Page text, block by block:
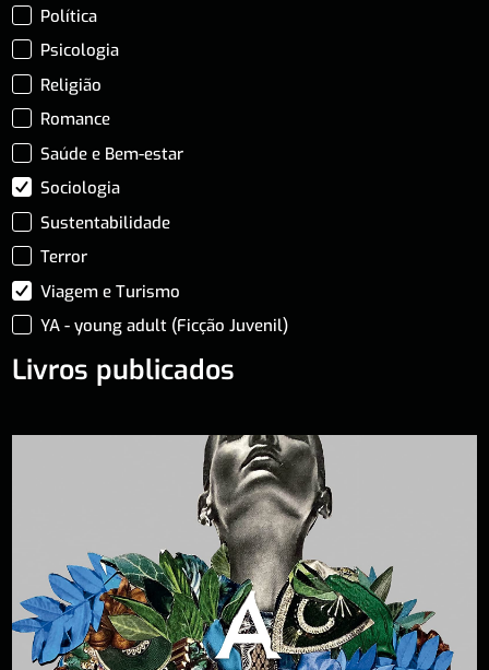
Política
Psicologia
Religião
Romance
Saúde e Bem-estar
Sociologia
Sustentabilidade
Terror
Viagem e Turismo
YA - young adult (Ficção Juvenil)
Livros publicados